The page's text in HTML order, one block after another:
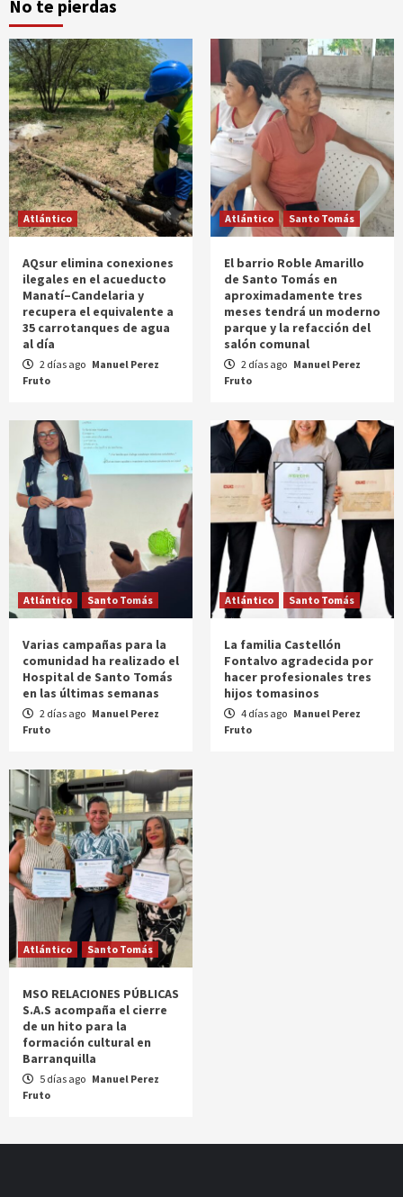
No te pierdas
Atlántico
AQsur elimina conexiones
ilegales en el acueducto
Manatí–Candelaria y
recupera el equivalente a
35 carrotanques de agua
al día
2 días ago Manuel Perez
Fruto
Atlántico Santo Tomás
El barrio Roble Amarillo
de Santo Tomás en
aproximadamente tres
meses tendrá un moderno
parque y la refacción del
salón comunal
2 días ago Manuel Perez
Fruto
Atlántico Santo Tomás
Varias campañas para la
comunidad ha realizado el
Hospital de Santo Tomás
en las últimas semanas
2 días ago Manuel Perez
Fruto
Atlántico Santo Tomás
La familia Castellón
Fontalvo agradecida por
hacer profesionales tres
hijos tomasinos
4 días ago Manuel Perez
Fruto
Atlántico Santo Tomás
MSO RELACIONES PÚBLICAS
S.A.S acompaña el cierre
de un hito para la
formación cultural en
Barranquilla
5 días ago Manuel Perez
Fruto